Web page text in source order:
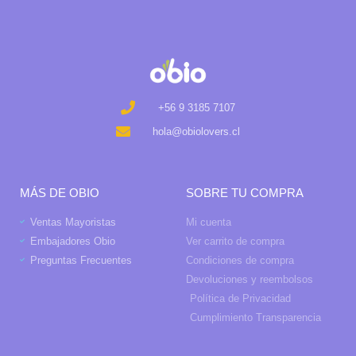
+56 9 3185 7107
hola@obiolovers.cl
MÁS DE OBIO
Ventas Mayoristas
Embajadores Obio
Preguntas Frecuentes
SOBRE TU COMPRA
Mi cuenta
Ver carrito de compra
Condiciones de compra
Devoluciones y reembolsos
Política de Privacidad
Cumplimiento Transparencia